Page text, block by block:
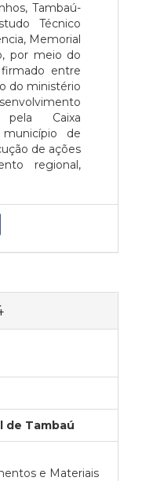
Tambaú-
Técnico
Memorial
por meio do
entre
do ministério
pela Caixa
de
de ações
regional,
de Tambaú
e Materiais